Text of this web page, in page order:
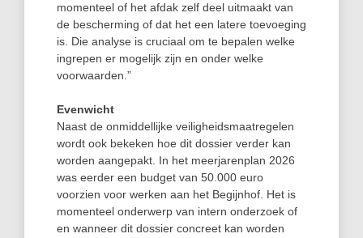
momenteel of het afdak zelf deel uitmaakt van
de bescherming of dat het een latere toevoeging
is. Die analyse is cruciaal om te bepalen welke
ingrepen er mogelijk zijn en onder welke
voorwaarden.”
Evenwicht
Naast de onmiddellijke veiligheidsmaatregelen
wordt ook bekeken hoe dit dossier verder kan
worden aangepakt. In het meerjarenplan 2026
was eerder een budget van 50.000 euro
voorzien voor werken aan het Begijnhof. Het is
momenteel onderwerp van intern onderzoek of
en wanneer dit dossier concreet kan worden